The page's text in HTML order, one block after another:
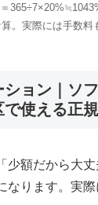
。実際には手数料
ョン｜ソ
使える正
少額だから大
なります。実際